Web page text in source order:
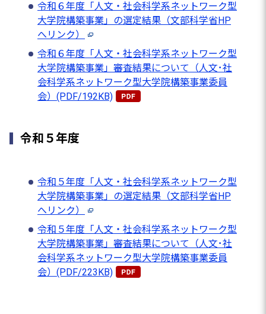
令和６年度「人文・社会科学系ネットワーク型
大学院構築事業」の選定結果（文部科学省HP
へリンク）
令和６年度「人文・社会科学系ネットワーク型
大学院構築事業」審査結果について（人文･社
会科学系ネットワーク型大学院構築事業委員
会）(PDF/192KB)
令和５年度
令和５年度「人文・社会科学系ネットワーク型
大学院構築事業」の選定結果（文部科学省HP
へリンク）
令和５年度「人文・社会科学系ネットワーク型
大学院構築事業」審査結果について（人文･社
会科学系ネットワーク型大学院構築事業委員
会）(PDF/223KB)